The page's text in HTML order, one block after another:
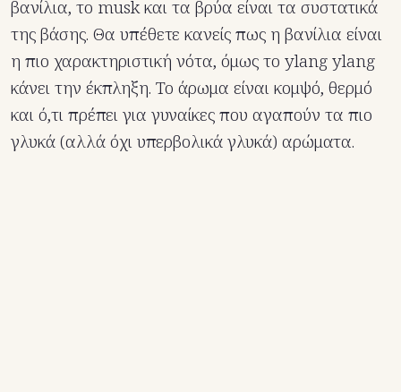
βανίλια, το musk και τα βρύα είναι τα συστατικά
της βάσης. Θα υπέθετε κανείς πως η βανίλια είναι
η πιο χαρακτηριστική νότα, όμως το ylang ylang
κάνει την έκπληξη. Το άρωμα είναι κομψό, θερμό
και ό,τι πρέπει για γυναίκες που αγαπούν τα πιο
γλυκά (αλλά όχι υπερβολικά γλυκά) αρώματα.